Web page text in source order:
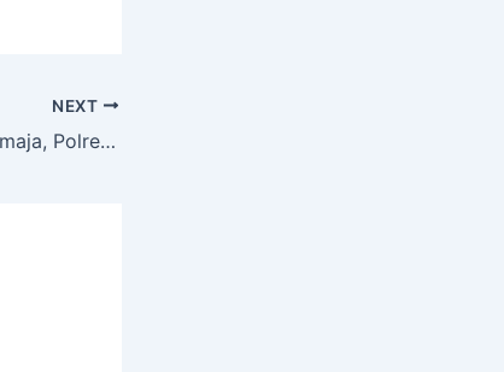
NEXT
Tangkal Kenakalan Remaja, Polres Purwakarta Kian Agresif Datangi Sekolah-Sekolah